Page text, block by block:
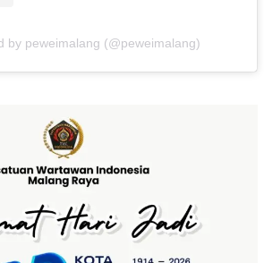
by peweimalang (@peweimalang)